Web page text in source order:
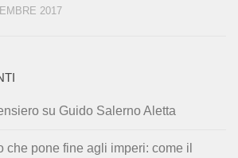
2017
su Guido Salerno Aletta
che pone fine agli imperi: come il